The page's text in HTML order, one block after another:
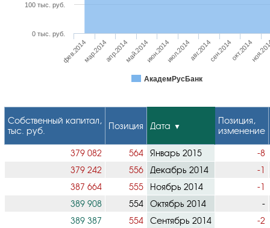
АкадемРусБанк
фев.2014мар.2014апр.2014май.2014июн.2014июл.2014авг.2014сен.2014окт.2014
0 тыс. руб.
100 тыс. руб.
Собственный капитал,
тыс. руб.
Позиция Дата
Позиция,
изменение
379 082 564 Январь 2015
-8
379 242
556 Декабрь 2014
-1
387 664
555 Ноябрь 2014
-1
389 908
554 Октябрь 2014
-
389 387
554 Сентябрь 2014
-2